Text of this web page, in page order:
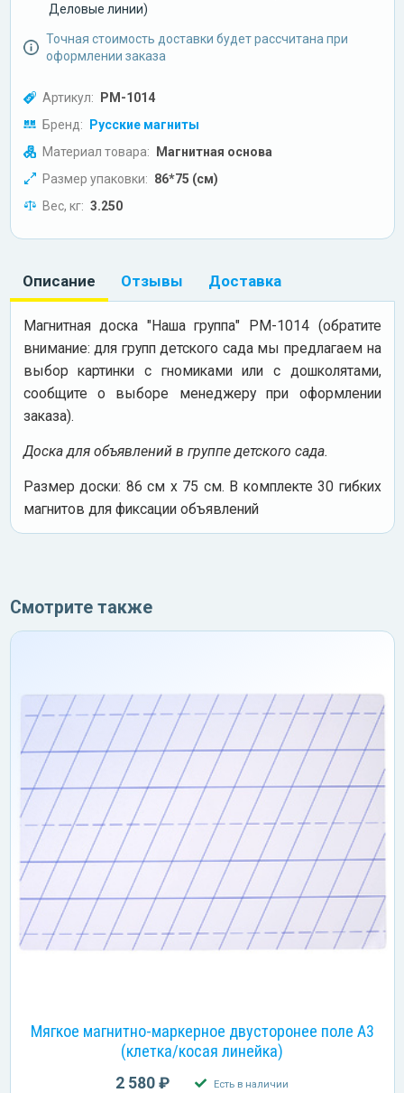
Деловые линии)
Точная стоимость доставки будет рассчитана при
оформлении заказа
Артикул: РМ-1014
Бренд: Русские магниты
Материал товара: Магнитная основа
Размер упаковки: 86*75 (см)
Вес, кг: 3.250
Описание Отзывы Доставка
Магнитная доска "Наша группа" РМ-1014 (обратите
внимание: для групп детского сада мы предлагаем на
выбор картинки с гномиками или с дошколятами,
сообщите о выборе менеджеру при оформлении
заказа).
Доска для объявлений в группе детского сада.
Размер доски: 86 см х 75 см. В комплекте 30 гибких
магнитов для фиксации объявлений
Смотрите также
Мягкое магнитно-маркерное двусторонее поле А3
(клетка/косая линейка)
2 580 ₽ Есть в наличии